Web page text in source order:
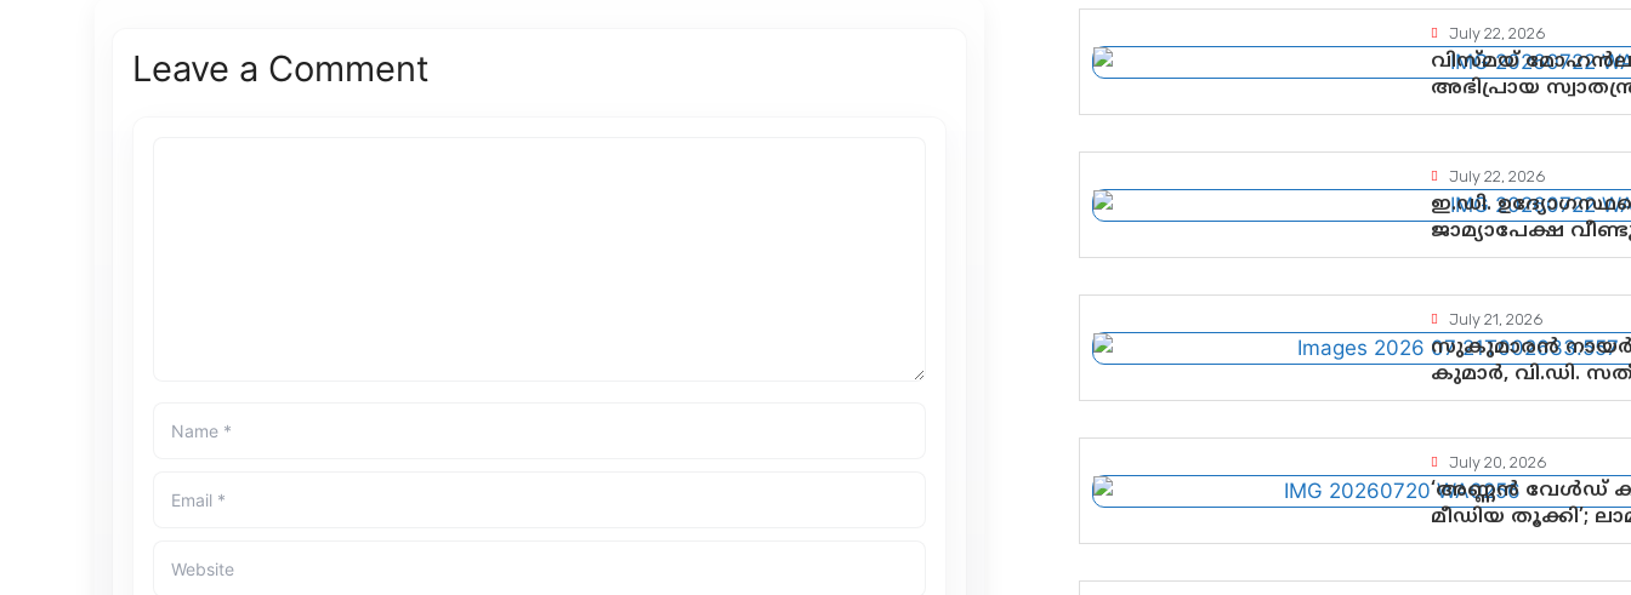
Leave a Comment
July 22, 2026
വിസ്മയ്
അഭിപ്രായ
ഗുണ്ടായിസത്തിന്
July 22, 2026
ഇ.ഡി.
ജാമ്യാപേക്ഷ
അനുമതി
July 21, 2026
സുകുമാരൻ
കുമാർ, വി.ഡി.
July 20, 2026
‘അണ്ണൻ വേൾഡ്
മീഡിയ തൂക്കി’;